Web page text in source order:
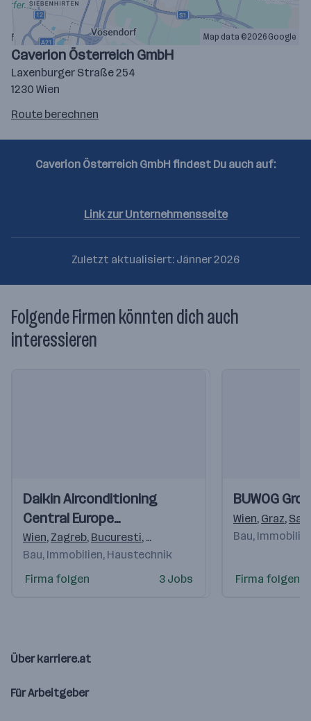
Map data ©2026 Google
Caverion Österreich GmbH
Laxenburger Straße 254
1230 Wien
Route
maps
Route berechnen
Caverion Österreich GmbH findest Du auch auf:
Link zur Unternehmensseite
Zuletzt aktualisiert: Jänner 2026
Folgende Firmen könnten dich auch
interessieren
Videos
Einblicke
Einblicke
Daikin Airconditioning
Central Europe
HandelsgmbH
Wien, Zagreb, Bucuresti, Budapest Praha 4-Michle,
Bau, Immobilien, Haustechnik
Firma folgen
3 Jobs
Videos
Einblicke
Einblicke
BUWOG
Wien, Graz,
Bau,
Firma folgen
Über karriere.at
Für Arbeitgeber